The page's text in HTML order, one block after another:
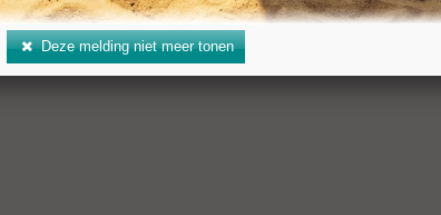
Deze melding niet meer tonen